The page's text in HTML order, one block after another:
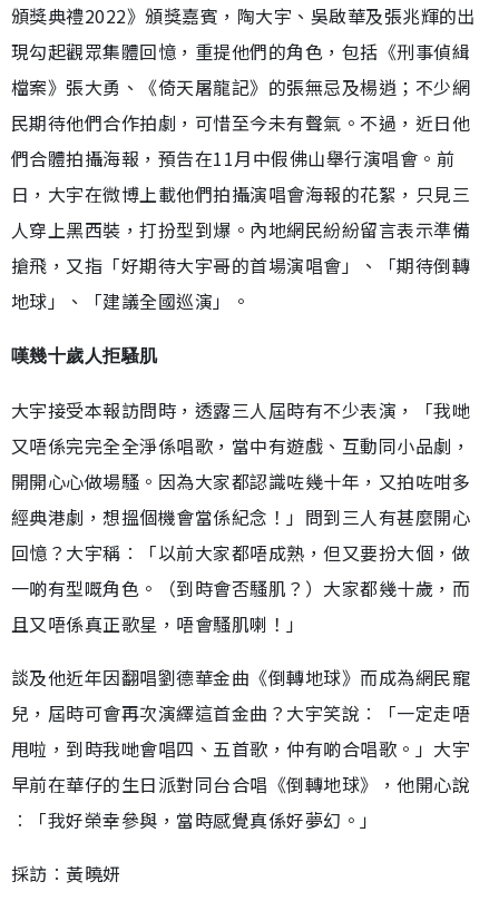
頒獎典禮2022》頒獎嘉賓，陶大宇、吳啟華及張兆輝的出
現勾起觀眾集體回憶，重提他們的角色，包括《刑事偵緝
檔案》張大勇、《倚天屠龍記》的張無忌及楊逍；不少網
民期待他們合作拍劇，可惜至今未有聲氣。不過，近日他
們合體拍攝海報，預告在11月中假佛山舉行演唱會。前
日，大宇在微博上載他們拍攝演唱會海報的花絮，只見三
人穿上黑西裝，打扮型到爆。內地網民紛紛留言表示準備
搶飛，又指「好期待大宇哥的首場演唱會」、「期待倒轉
地球」、「建議全國巡演」。
嘆幾十歲人拒騷肌
大宇接受本報訪問時，透露三人屆時有不少表演，「我哋
又唔係完完全全淨係唱歌，當中有遊戲、互動同小品劇，
開開心心做場騷。因為大家都認識咗幾十年，又拍咗咁多
經典港劇，想搵個機會當係紀念！」問到三人有甚麼開心
回憶？大宇稱︰「以前大家都唔成熟，但又要扮大個，做
一啲有型嘅角色。（到時會否騷肌？）大家都幾十歲，而
且又唔係真正歌星，唔會騷肌喇！」
談及他近年因翻唱劉德華金曲《倒轉地球》而成為網民寵
兒，屆時可會再次演繹這首金曲？大宇笑說︰「一定走唔
甩啦，到時我哋會唱四、五首歌，仲有啲合唱歌。」大宇
早前在華仔的生日派對同台合唱《倒轉地球》，他開心說
︰「我好榮幸參與，當時感覺真係好夢幻。」
採訪︰黃曉妍